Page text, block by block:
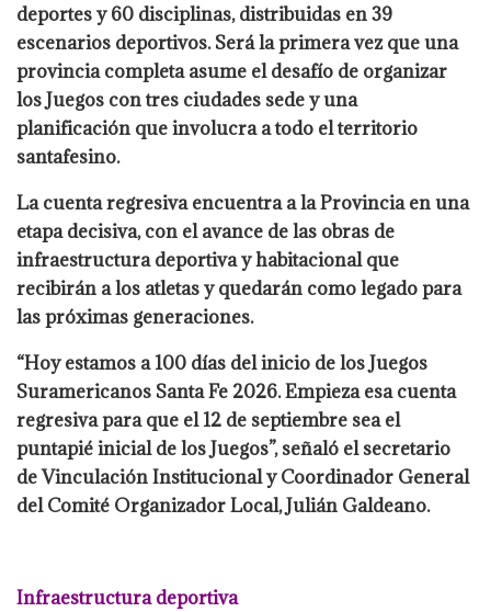
deportes y 60 disciplinas, distribuidas en 39
escenarios deportivos. Será la primera vez que una
provincia completa asume el desafío de organizar
los Juegos con tres ciudades sede y una
planificación que involucra a todo el territorio
santafesino.
La cuenta regresiva encuentra a la Provincia en una
etapa decisiva, con el avance de las obras de
infraestructura deportiva y habitacional que
recibirán a los atletas y quedarán como legado para
las próximas generaciones.
“Hoy estamos a 100 días del inicio de los Juegos
Suramericanos Santa Fe 2026. Empieza esa cuenta
regresiva para que el 12 de septiembre sea el
puntapié inicial de los Juegos”, señaló el secretario
de Vinculación Institucional y Coordinador General
del Comité Organizador Local, Julián Galdeano.
Infraestructura deportiva